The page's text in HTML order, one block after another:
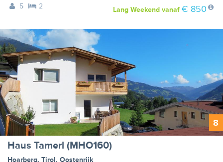
5
2 Lang Weekendvanaf € 850
8
Haus Tamerl (MHO160)
Hoarberg, Tirol, Oostenrijk